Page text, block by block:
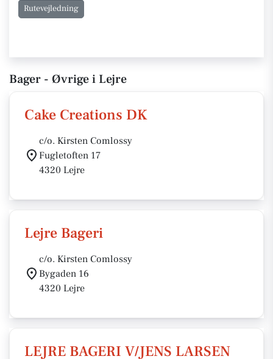
Rutevejledning
Bager - Øvrige i Lejre
Cake Creations DK
c/o. Kirsten Comlossy
Fugletoften 17
4320 Lejre
Lejre Bageri
c/o. Kirsten Comlossy
Bygaden 16
4320 Lejre
LEJRE BAGERI V/JENS LARSEN